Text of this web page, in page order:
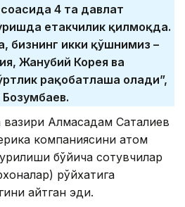
4 та давлат
етакчилик қилмоқда.
бизнинг икки қўшнимиз –
Жанубий Корея ва
рақобатлаша олади”,
вазири Алмасадам Сатқалиев
компаниясини атом
бўйича сотувчилар
рўйхатига
айтган эди.